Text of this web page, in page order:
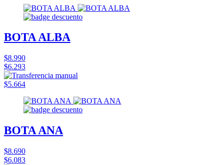
BOTA ALBA
$8.990
$6.293
$5.664
BOTA ANA
$8.690
$6.083